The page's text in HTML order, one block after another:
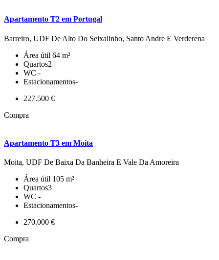
Apartamento T2 em Portugal
Barreiro, UDF De Alto Do Seixalinho, Santo Andre E Verderena
Área útil 64 m²
Quartos2
WC -
Estacionamentos-
227.500 €
Compra
Apartamento T3 em Moita
Moita, UDF De Baixa Da Banheira E Vale Da Amoreira
Área útil 105 m²
Quartos3
WC -
Estacionamentos-
270.000 €
Compra